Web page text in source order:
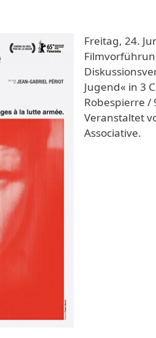
Freitag, 24.
Jugend« in 3
Robespierre /
Veranstaltet
Associative.